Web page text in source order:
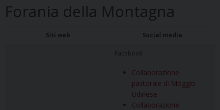
Forania della Montagna
Siti web Social media
Facebook
Collaborazione
pastorale di Moggio
Udinese
Collaborazione